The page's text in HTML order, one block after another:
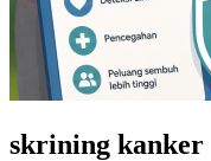
skrining kanker